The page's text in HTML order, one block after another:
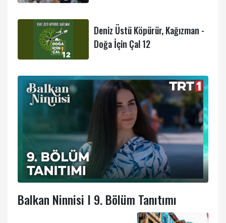
Deniz Üstü Köpürür, Kağızman -
Doğa İçin Çal 12
Balkan Ninnisi I 9. Bölüm Tanıtımı